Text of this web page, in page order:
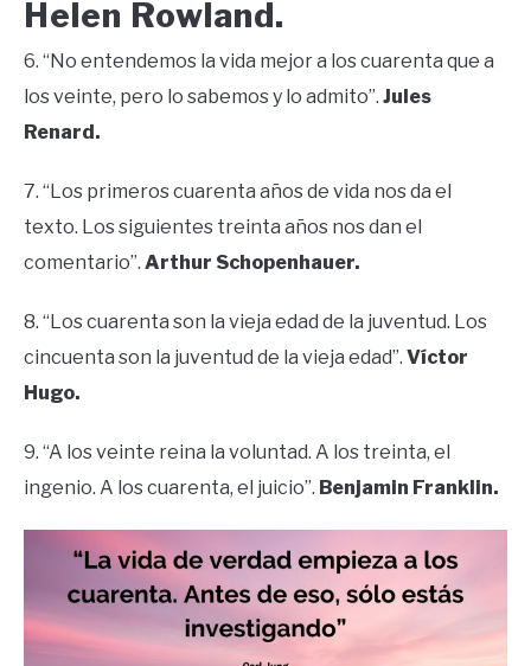
Helen Rowland.
6. “No entendemos la vida mejor a los cuarenta que a
los veinte, pero lo sabemos y lo admito”. Jules
Renard.
7. “Los primeros cuarenta años de vida nos da el
texto. Los siguientes treinta años nos dan el
comentario”. Arthur Schopenhauer.
8. “Los cuarenta son la vieja edad de la juventud. Los
cincuenta son la juventud de la vieja edad”. Víctor
Hugo.
9. “A los veinte reina la voluntad. A los treinta, el
ingenio. A los cuarenta, el juicio”. Benjamin Franklin.